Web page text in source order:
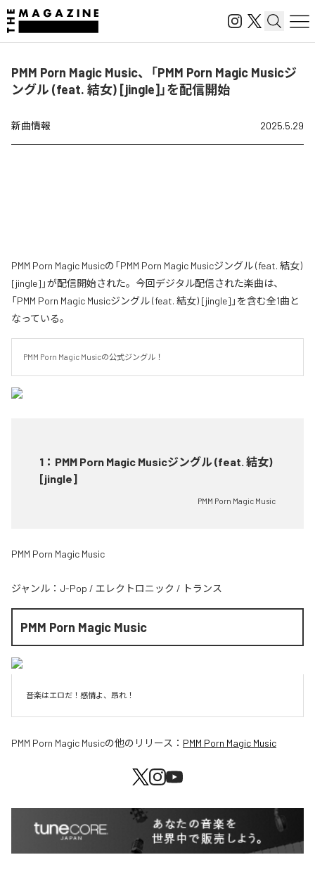
PMM Porn Magic Music、「PMM Porn Magic Musicジ
ングル (feat. 結女) [jingle]」を配信開始
新曲情報 2025.5.29
PMM Porn Magic Musicの「PMM Porn Magic Musicジングル (feat. 結女)
[jingle]」が配信開始された。今回デジタル配信された楽曲は、
「PMM Porn Magic Musicジングル (feat. 結女) [jingle]」を含む全1曲と
なっている。
PMM Porn Magic Musicの公式ジングル！
1 ： PMM Porn Magic Musicジングル (feat. 結女)
[jingle]
PMM Porn Magic Music
PMM Porn Magic Music
ジャンル： J-Pop / エレクトロニック / トランス
PMM Porn Magic Music
音楽はエロだ！感情よ、昂れ！
PMM Porn Magic Musicの他のリリース： PMM Porn Magic Music